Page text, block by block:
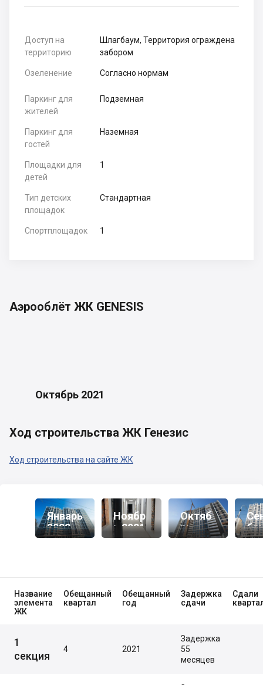
Доступ на
территорию
Шлагбаум, Территория ограждена
забором
Озеленение Согласно нормам
Паркинг для
жителей
Подземная
Паркинг для
гостей
Наземная
Площадки для
детей
1
Тип детских
площадок
Стандартная
Спортплощадок 1
Аэрооблёт ЖК GENESIS
Октябрь 2021
Ход строительства ЖК Генезис
Ход строительства на сайте ЖК
Январь
2022
Ноябр
Ь 2021
Октяб
Рь
2021
Название
элемента
ЖК
Обещанный
квартал
Обещанный
год
Задержка
сдачи
Сдали
1
секция
4 2021
Задержка
55
месяцев